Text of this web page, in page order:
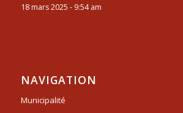
18 mars 2025 - 9:54 am
NAVIGATION
Municipalité